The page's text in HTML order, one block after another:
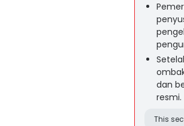
dan
resmi.
This